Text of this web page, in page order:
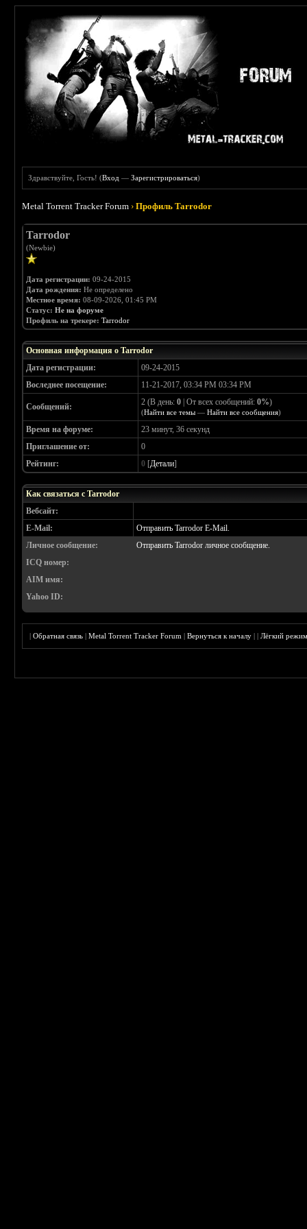
Здравствуйте, Гость! (Вход —Зарегистрироваться)
Metal Torrent Tracker Forum ›Профиль Tarrodor
Tarrodor
(Newbie)
Дата регистрации: 09-24-2015
Дата рождения: Не определено
Местное время: 08-09-2026, 01:45 PM
Статус: Не на форуме
Профиль на трекере: Tarrodor
Основная информация о Tarrodor
Дата регистрации:
09-24-2015
Воследнее посещение:
11-21-2017, 03:34 PM 03:34 PM
Сообщений: 2 (В день:0 | От всех сообщений:0%)
(Найти все темы —Найти все сообщения)
Время на форуме:
23 минут, 36 секунд
Приглашение от:
0
Рейтинг:
0 [Детали]
Как связаться с Tarrodor
Вебсайт:
E-Mail:
Отправить Tarrodor E-Mail.
Личное сообщение:
Отправить Tarrodor личное сообщение.
ICQ номер:
AIM имя:
Yahoo ID:
|Обратная связь |Metal Torrent Tracker Forum |Вернуться к началу ||Лёгкий